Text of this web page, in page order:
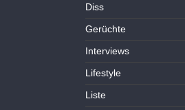
Diss
Gerüchte
Interviews
Lifestyle
Liste